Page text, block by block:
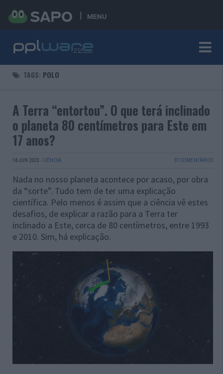
MENU
TAGS: POLO
A Terra “entortou”. O que terá inclinado
o planeta 80 centímetros para Este em
17 anos?
18 JUN 2023 · CIÊNCIA 37 COMENTÁRIOS
Nada no nosso planeta acontece por acaso, por obra
da “sorte”. Tudo tem de ter uma explicação
científica. Pelo menos é assim que a ciência vê estes
desafios, de explicar a razão para a Terra ter
inclinado a Este, cerca de 80 centímetros, entre 1993
e 2010. Sim, há explicação.